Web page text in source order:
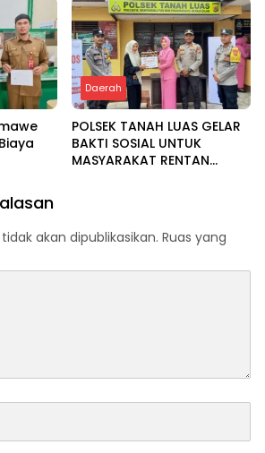
Daerah
POLSEK TANAH LUAS GELAR
BAKTI SOSIAL UNTUK
MASYARAKAT RENTAN
akan dipublikasikan. Ruas yang